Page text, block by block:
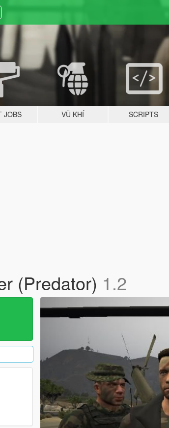
JOBS VŨ KHÍ SCRIPTS
(Predator) 1.2